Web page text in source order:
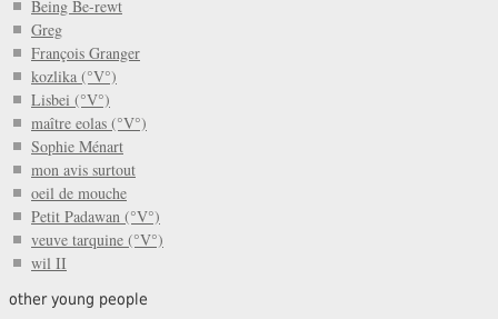
Being Be-rewt
Greg
François Granger
kozlika (°V°)
Lisbei (°V°)
maître eolas (°V°)
Sophie Ménart
mon avis surtout
oeil de mouche
Petit Padawan (°V°)
veuve tarquine (°V°)
wil II
other young people